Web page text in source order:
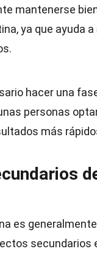
mantenerse
ya que ayuda
hacer una
personas
más
es
secundarios